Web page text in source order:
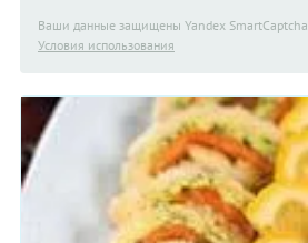
Ваши данные защищены Yandex SmartCaptcha
Условия использования